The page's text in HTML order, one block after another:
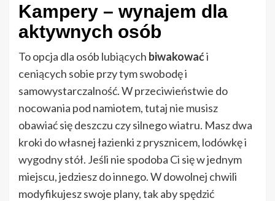
Kampery – wynajem dla
aktywnych osób
To opcja dla osób lubiących biwakowaći
ceniących sobie przy tym swobodę i
samowystarczalność. W przeciwieństwie do
nocowania pod namiotem, tutaj nie musisz
obawiać się deszczu czy silnego wiatru. Masz dwa
kroki do własnej łazienki z prysznicem, lodówkę i
wygodny stół. Jeśli nie spodoba Ci się w jednym
miejscu, jedziesz do innego. W dowolnej chwili
modyfikujesz swoje plany, tak aby spędzić